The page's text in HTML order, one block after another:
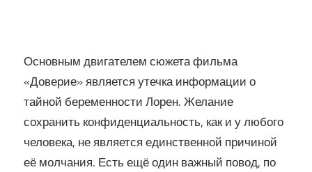
Основным двигателем сюжета фильма
«Доверие» является утечка информации о
тайной беременности Лорен. Желание
сохранить конфиденциальность, как и у любого
человека, не является единственной причиной
её молчания. Есть ещё один важный повод, по